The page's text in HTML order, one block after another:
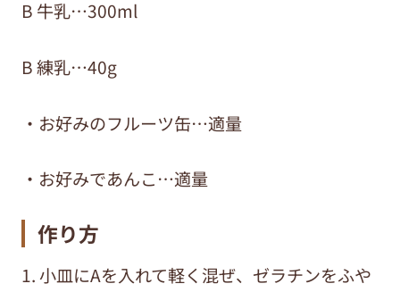
B 牛乳…300ml
B 練乳…40g
・お好みのフルーツ缶…適量
・お好みであんこ…適量
作り方
1. 小皿にAを入れて軽く混ぜ、ゼラチンをふや